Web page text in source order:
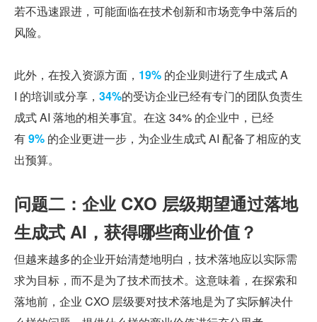
若不迅速跟进，可能面临在技术创新和市场竞争中落后的
风险。
此外，在投入资源方面， 19% 的企业则进行了生成式 A
I 的培训或分享， 34%的受访企业已经有专门的团队负责生
成式 AI 落地的相关事宜。在这 34% 的企业中，已经
有 9% 的企业更进一步，为企业生成式 AI 配备了相应的支
出预算。
问题二：企业 CXO 层级期望通过落地
生成式 AI，获得哪些商业价值？
但越来越多的企业开始清楚地明白，技术落地应以实际需
求为目标，而不是为了技术而技术。这意味着，在探索和
落地前，企业 CXO 层级要对技术落地是为了实际解决什